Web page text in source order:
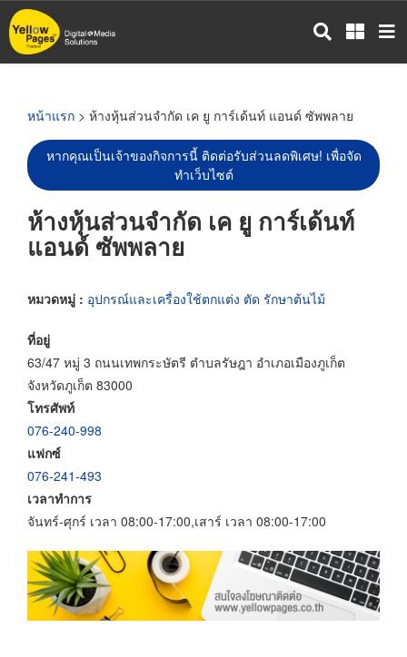
ข้าม
ไป
หน้าแรก > ห้างหุ้นส่วนจำกัด เค ยู การ์เด้นท์ แอนด์ ซัพพลาย
หากคุณเป็นเจ้าของกิจการนี้ ติดต่อรับส่วนลดพิเศษ! เพื่อจัด
ทำเว็บไซต์
ห้างหุ้นส่วนจำกัด เค ยู การ์เด้นท์
แอนด์ ซัพพลาย
หมวดหมู่ : อุปกรณ์และเครื่องใช้ตกแต่ง ตัด รักษาต้นไม้
ที่อยู่
63/47 หมู่ 3 ถนนเทพกระษัตรี ตำบลรัษฎา อำเภอเมืองภูเก็ต
จังหวัดภูเก็ต 83000
โทรศัพท์
076-240-998
แฟกซ์
076-241-493
เวลาทำการ
จันทร์-ศุกร์ เวลา 08:00-17:00,เสาร์ เวลา 08:00-17:00